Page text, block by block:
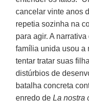
cancelar vinte anos
repetia sozinha na
para agir. A
família unida usou a
tentar tratar suas
distúrbios de
batalha concreta
enredo deLa nostra